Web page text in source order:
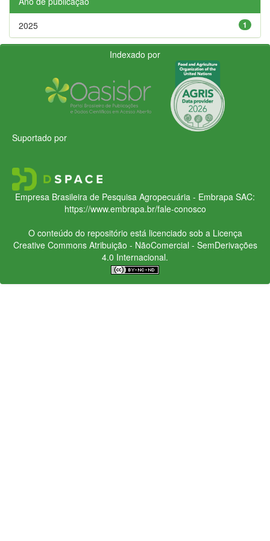
1
2025
Indexado por
Suportado por
Empresa Brasileira de Pesquisa Agropecuária - Embrapa SAC:
https://www.embrapa.br/fale-conosco
O conteúdo do repositório está licenciado sob a Licença
Creative CommonsAtribuição - NãoComercial - SemDerivações
4.0 Internacional.